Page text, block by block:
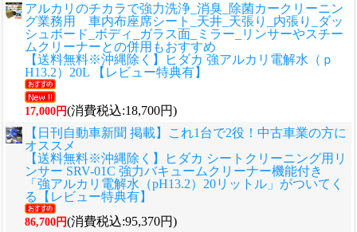
アルカリのチカラで強力洗浄_消臭_除菌カークリーニン
グ業務用 車内布座席シート_天井_天張り_内張り_ダッ
シュボード_ボディ_ガラス面_ミラー_リンサーやスチー
ムクリーナーとの併用もおすすめ
【送料無料※沖縄除く】ヒダカ 強アルカリ電解水（ｐ
H13.2）20L 【レビュー特典有】
17,000円(消費税込:18,700円)
【日刊自動車新聞 掲載】これ1台で2役！中古車業の方に
オススメ
【送料無料※沖縄除く】ヒダカ シートクリーニング用リ
ンサー SRV-01C 強力バキュームクリーナー機能付き
「強アルカリ電解水（pH13.2）20リットル」がついてく
る【レビュー特典有】
86,700円(消費税込:95,370円)